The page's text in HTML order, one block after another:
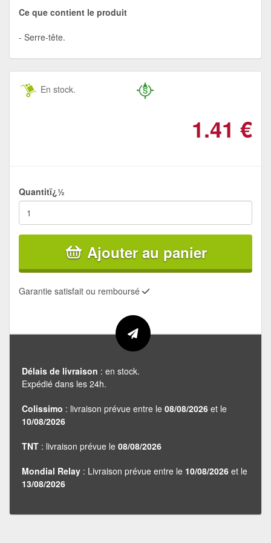
Ce que contient le produit
Serre-tête.
En stock.
1.41 €
Quantitï¿½
Ajouter au panier
Garantie satisfait ou remboursé
Délais de livraison : en stock.
Expédié dans les 24h.
Colissimo : livraison prévue entre le 08/08/2026 et le
10/08/2026
TNT : livraison prévue le 08/08/2026
Mondial Relay : Livraison prévue entre le 10/08/2026 et le
13/08/2026